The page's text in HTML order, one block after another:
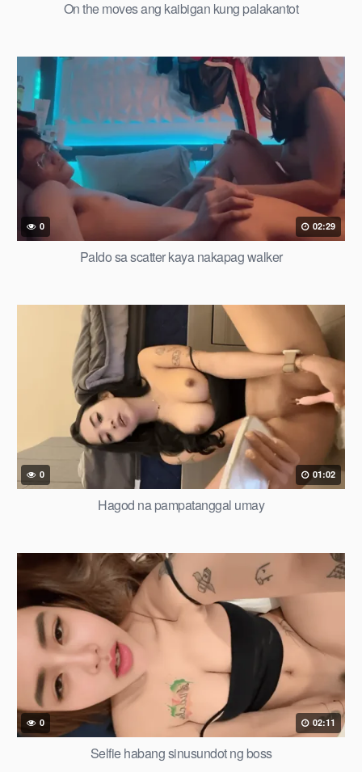
On the moves ang kaibigan kung palakantot
0 02:29
Paldo sa scatter kaya nakapag walker
0 01:02
Hagod na pampatanggal umay
0 02:11
Selfie habang sinusundot ng boss